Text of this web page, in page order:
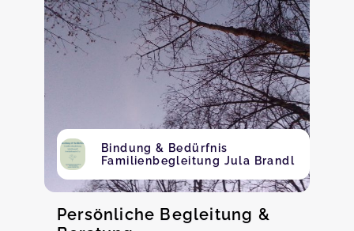
Bindung & Bedürfnis
Familienbegleitung Jula Brandl
Persönliche Begleitung &